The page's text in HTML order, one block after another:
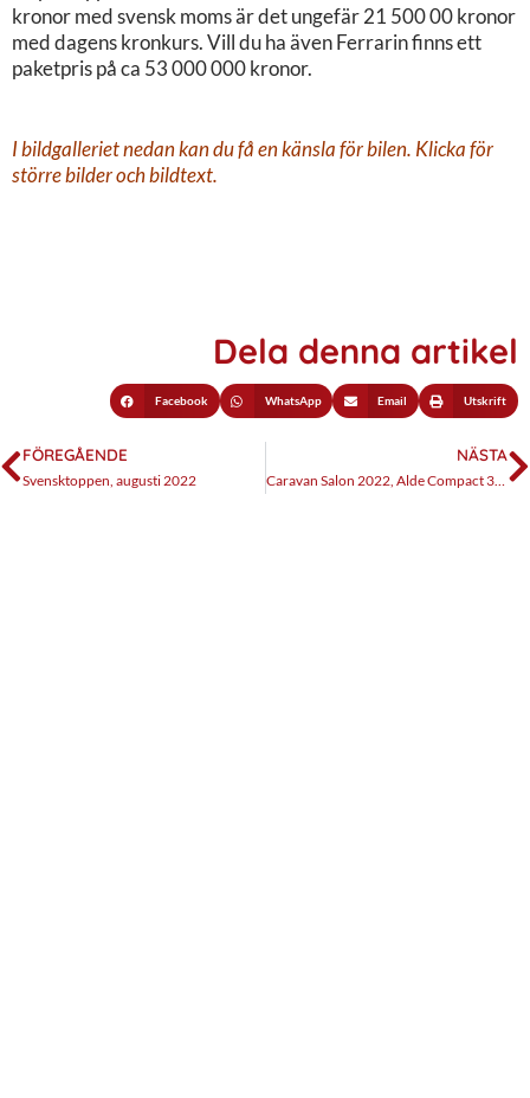
kronor med svensk moms är det ungefär 21 500 00 kronor
med dagens kronkurs. Vill du ha även Ferrarin finns ett
paketpris på ca 53 000 000 kronor.
I bildgalleriet nedan kan du få en känsla för bilen. Klicka för
större bilder och bildtext.
Dela denna artikel
Facebook WhatsApp Email Utskrift
FÖREGÅENDE
Svensktoppen, augusti 2022
NÄSTA
Caravan Salon 2022, Alde Compact 3030 Plus